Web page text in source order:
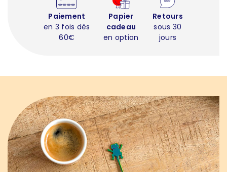
Paiement
en 3 fois dès
60€
Papier
cadeau
en option
Retours
sous 30
jours